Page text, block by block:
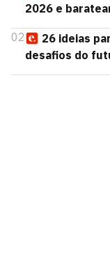
2026 e
02
26 ideias
desafios do